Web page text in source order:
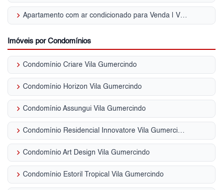
keyboard_arrow_right Apartamento com ar condicionado para Venda | Vila Gumercindo
Imóveis por Condomínios
keyboard_arrow_right Condomínio Criare Vila Gumercindo
keyboard_arrow_right Condomínio Horizon Vila Gumercindo
keyboard_arrow_right Condomínio Assungui Vila Gumercindo
keyboard_arrow_right Condomínio Residencial Innovatore Vila Gumercindo
keyboard_arrow_right Condomínio Art Design Vila Gumercindo
keyboard_arrow_right Condomínio Estoril Tropical Vila Gumercindo